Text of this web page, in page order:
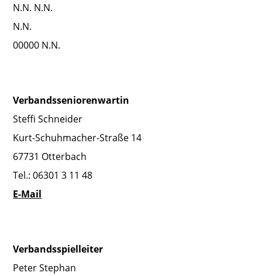
N.N. N.N.
N.N.
00000 N.N.
Verbandsseniorenwartin
Steffi Schneider
Kurt-Schuhmacher-Straße 14
67731 Otterbach
Tel.: 06301 3 11 48
E-Mail
Verbandsspielleiter
Peter Stephan